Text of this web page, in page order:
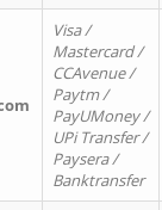
Visa /
Mastercard /
CCAvenue /
Paytm /
PayUMoney /
UPi Transfer /
Paysera /
Banktransfer